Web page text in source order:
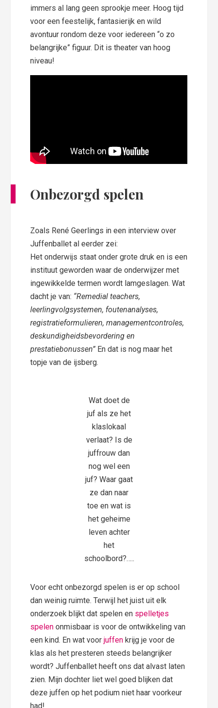
immers al lang geen sprookje meer. Hoog tijd
voor een feestelijk, fantasierijk en wild
avontuur rondom deze voor iedereen “o zo
belangrijke” figuur. Dit is theater van hoog
niveau!
Onbezorgd spelen
Zoals René Geerlings in een interview over
Juffenballet al eerder zei:
Het onderwijs staat onder grote druk en is een
instituut geworden waar de onderwijzer met
ingewikkelde termen wordt lamgeslagen. Wat
dacht je van: “Remedial teachers,
leerlingvolgsystemen, foutenanalyses,
registratieformulieren, managementcontroles,
deskundigheidsbevordering en
prestatiebonussen” En dat is nog maar het
topje van de ijsberg.
Wat doet de
juf als ze het
klaslokaal
verlaat? Is de
juffrouw dan
nog wel een
juf? Waar gaat
ze dan naar
toe en wat is
het geheime
leven achter
het
schoolbord?…..
Voor echt onbezorgd spelen is er op school
dan weinig ruimte. Terwijl het juist uit elk
onderzoek blijkt dat spelen en spelletjes
spelen onmisbaar is voor de ontwikkeling van
een kind. En wat voorjuffen krijg je voor de
klas als het presteren steeds belangrijker
wordt? Juffenballet heeft ons dat alvast laten
zien. Mijn dochter liet wel goed blijken dat
deze juffen op het podium niet haar voorkeur
had!